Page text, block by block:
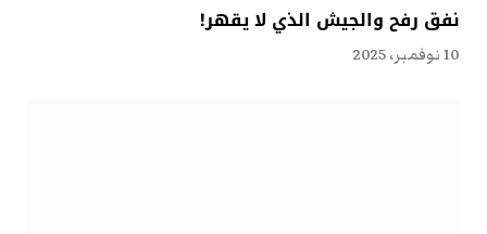
نفق رفح والجيش الذي لا يقهر!
10 نوفمبر، 2025